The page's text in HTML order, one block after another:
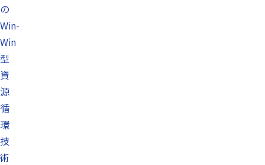
の
Win-
Win
型
資
源
循
環
技
術